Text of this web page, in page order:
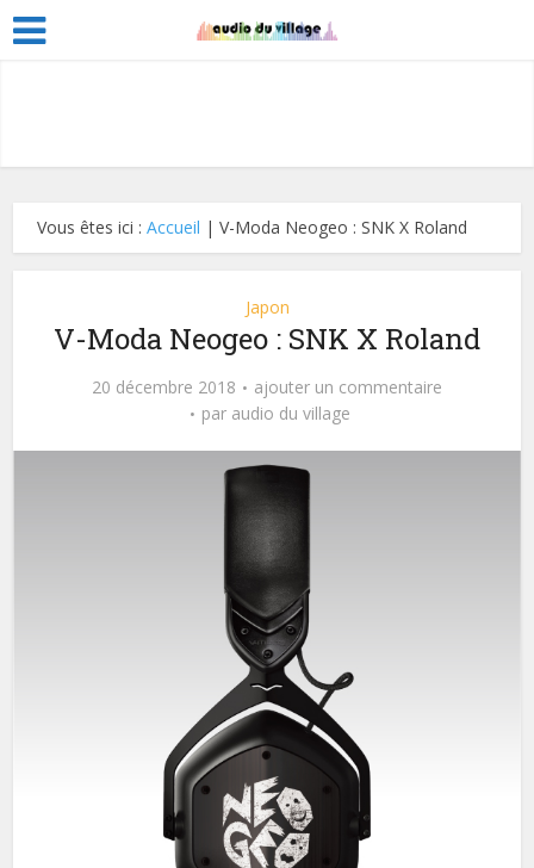
Vous êtes ici :Accueil |V-Moda Neogeo : SNK X Roland
Japon
V-Moda Neogeo : SNK X Roland
20 décembre 2018
ajouter un commentaire
par audio du village